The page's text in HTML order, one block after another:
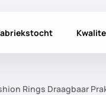
Rings Draagbaar